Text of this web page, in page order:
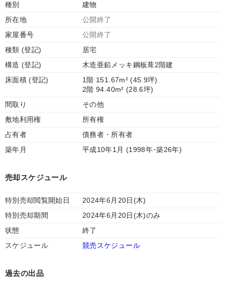
種別
建物
所在地
公開終了
家屋番号
公開終了
種類 (登記)
居宅
構造 (登記)
木造亜鉛メッキ鋼板葺2階建
床面積 (登記)
1階 151.67m² (45.9坪)
2階 94.40m² (28.6坪)
間取り
その他
敷地利用権
所有権
占有者
債務者・所有者
築年月
平成10年1月 (1998年･築26年)
売却スケジュール
特別売却閲覧開始日
2024年6月20日(木)
特別売却期間
2024年6月20日(木)のみ
状態
終了
スケジュール
競売スケジュール
過去の出品